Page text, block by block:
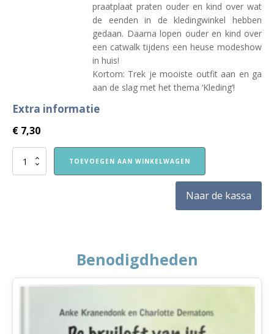
praatplaat praten ouder en kind over wat
de eenden in de kledingwinkel hebben
gedaan. Daarna lopen ouder en kind over
een catwalk tijdens een heuse modeshow
in huis!
Kortom: Trek je mooiste outfit aan en ga
aan de slag met het thema ‘Kleding’!
Extra informatie
€ 7,30
Nieuw!
TOEVOEGEN AAN WINKELWAGEN
Naar de kassa
Benodigdheden